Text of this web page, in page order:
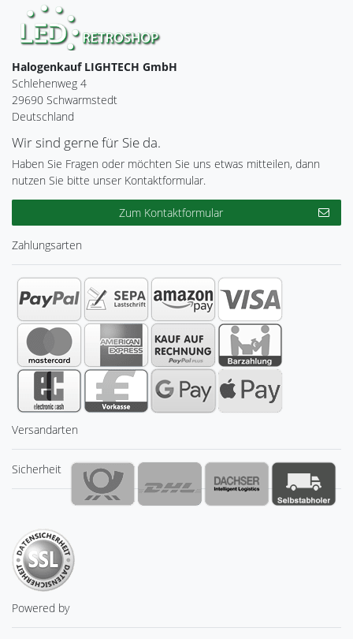
Halogenkauf LIGHTECH GmbH
Schlehenweg 4
29690 Schwarmstedt
Deutschland
Wir sind gerne für Sie da.
Haben Sie Fragen oder möchten Sie uns etwas mitteilen, dann
nutzen Sie bitte unser Kontaktformular.
Zum Kontaktformular
Zahlungsarten
Versandarten
Sicherheit
Powered by